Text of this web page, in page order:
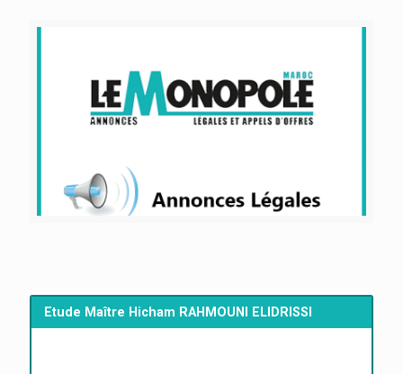
Etude Maître Hicham RAHMOUNI ELIDRISSI